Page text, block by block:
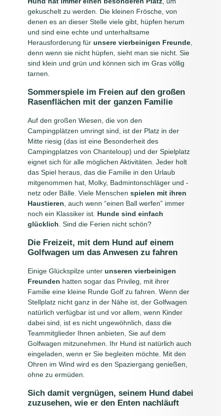
gekuschelt zu werden. Die kleinen Frösche, von
denen es an dieser Stelle viele gibt, hüpfen herum
und sind eine echte und unterhaltsame
Herausforderung für unsere vierbeinigen Freunde
denn wenn sie nicht hüpfen, sieht man sie nicht. Sie
sind klein und grün und können sich im Gras völlig
tarnen.
Sommerspiele im Freien auf den großen
Rasenflächen mit der ganzen Familie
Auf den großen Wiesen, die von den
Campingplätzen umringt sind, ist der Platz in der
Mitte riesig (das ist eine Besonderheit des
Campingplatzes von Chanteloup) und der Spielplatz
eignet sich für alle möglichen Aktivitäten. Jeder holt
das Spiel heraus, das die Familie in den Urlaub
mitgenommen hat, Molky, Badmintonschläger und -
netz oder Bälle. Viele Menschen spielen mit ihren
Haustieren , auch wenn “einen Ball werfen” immer
noch ein Klassiker ist. Hunde sind einfach
glücklich . Sind die Ferien nicht schön?
Die Freizeit, mit dem Hund auf einem
Golfwagen um das Anwesen zu fahren
Einige Glückspilze unter unseren vierbeinigen
Freunden hatten sogar das Privileg, mit ihrer
Familie eine kleine Runde Golf zu fahren. Wenn der
Stellplatz nicht ganz in der Nähe ist, der Golfwagen
natürlich verfügbar ist und vor allem, wenn Kinder
dabei sind, ist es nicht ungewöhnlich, dass die
Teammitglieder Ihnen anbieten, Sie auf dem
Golfwagen mitzunehmen. Ihr Hund ist natürlich auch
eingeladen, wenn er Sie begleiten möchte. Mit den
Ohren im Wind wird es den Spaziergang genießen,
ohne zu ermüden.
Sich damit vergnügen, seinem Hund dabei
zuzusehen, wie er den Enten nachläuft